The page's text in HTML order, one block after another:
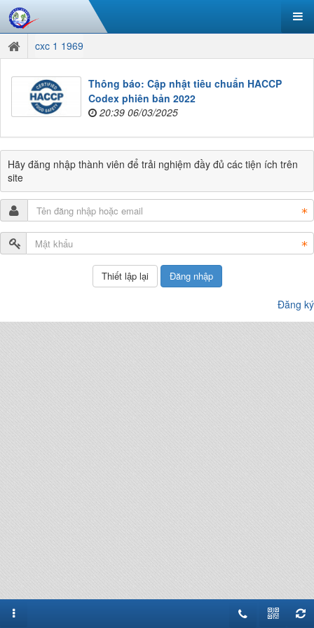
cxc 1 1969
Thông báo: Cập nhật tiêu chuẩn HACCP
Codex phiên bản 2022
20:39 06/03/2025
Hãy đăng nhập thành viên để trải nghiệm đầy đủ các tiện ích trên
site
Đăng nhập
Đăng ký